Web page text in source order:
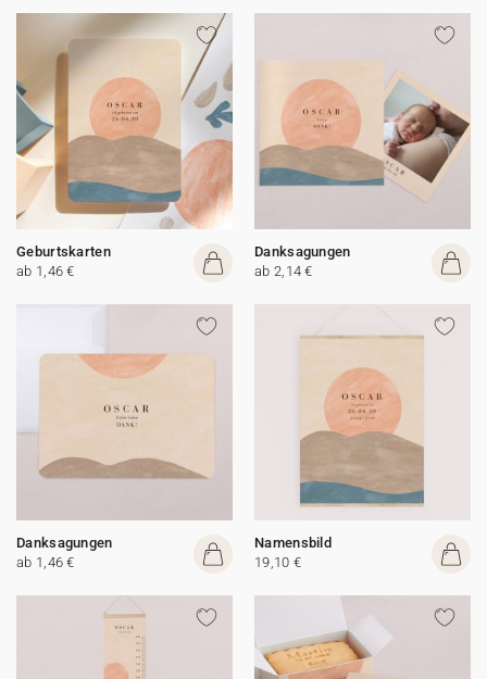
Geburtskarten
ab 1,46 €
Danksagungen
ab 2,14 €
Danksagungen
ab 1,46 €
Namensbild
19,10 €